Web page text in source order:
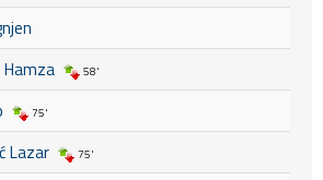
Hamza 58'
75'
Lazar 75'